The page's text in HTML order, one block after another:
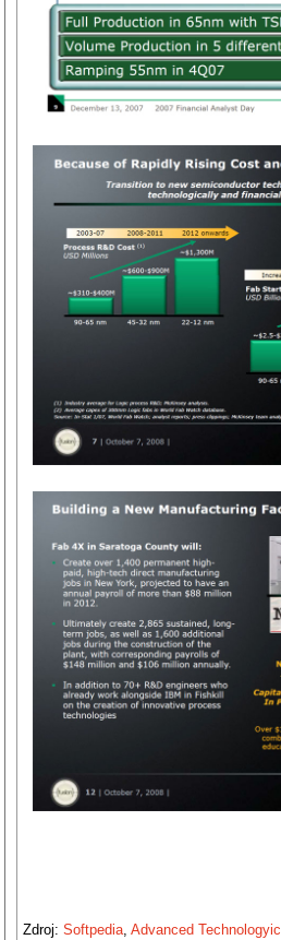
Zdroj:Softpedia,Advanced Technologyic